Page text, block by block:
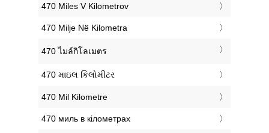
‎470 Miles V Kilometrov
‎470 Milje Në Kilometra
‎470 ไมล์กิโลเมตร
‎470 માઇલ કિલોમીટર
‎470 Mil Kilometre
‎470 миль в кілометрах